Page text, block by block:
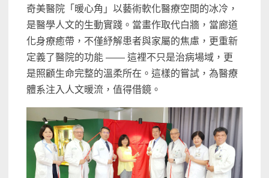
奇美醫院「暖心角」以藝術軟化醫療空間的冰冷，
是醫學人文的生動實踐。當畫作取代白牆，當廊道
化身療癒帶，不僅紓解患者與家屬的焦慮，更重新
定義了醫院的功能 —— 這裡不只是治病場域，更
是照顧生命完整的溫柔所在。這樣的嘗試，為醫療
體系注入人文暖流，值得借鏡。